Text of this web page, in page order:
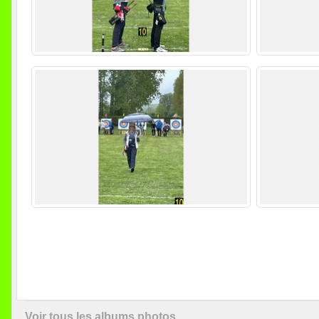
Voir tous les albums photos